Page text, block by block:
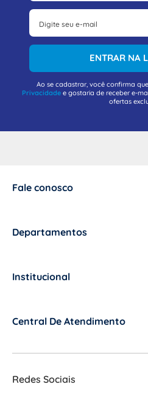
ENTRAR NA
Ao se cadastrar, você confirma
Privacidadee gostaria de receber e-
ofertas
Fale conosco
Departamentos
Institucional
Central De Atendimento
Redes Sociais